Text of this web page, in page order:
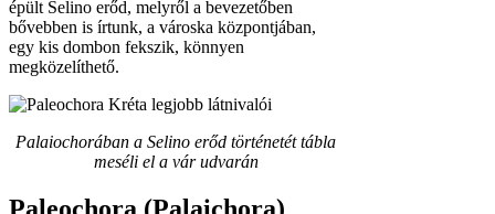
épült Selino erőd, melyről a bevezetőben
bővebben is írtunk, a városka központjában,
egy kis dombon fekszik, könnyen
megközelíthető.
Palaiochorában a Selino erőd történetét tábla
meséli el a vár udvarán